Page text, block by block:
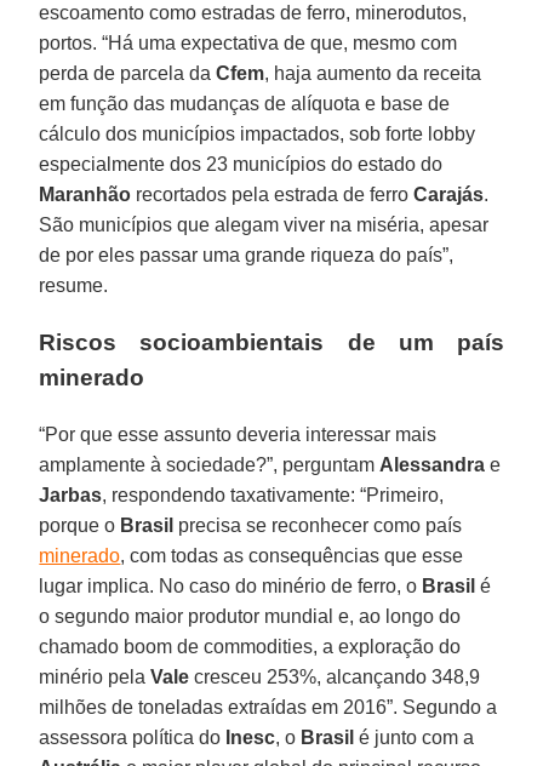
escoamento como estradas de ferro, minerodutos,
portos. “Há uma expectativa de que, mesmo com
perda de parcela daCfem, haja aumento da receita
em função das mudanças de alíquota e base de
cálculo dos municípios impactados, sob forte lobby
especialmente dos 23 municípios do estado do
Maranhão recortados pela estrada de ferroCarajás.
São municípios que alegam viver na miséria, apesar
de por eles passar uma grande riqueza do país”,
resume.
Riscos socioambientais de um país
minerado
“Por que esse assunto deveria interessar mais
amplamente à sociedade?”, perguntam Alessandra e
Jarbas, respondendo taxativamente: “Primeiro,
porque o Brasil precisa se reconhecer como país
minerado, com todas as consequências que esse
lugar implica. No caso do minério de ferro, o Brasil é
o segundo maior produtor mundial e, ao longo do
chamado boom de commodities, a exploração do
minério pelaVale cresceu 253%, alcançando 348,9
milhões de toneladas extraídas em 2016”. Segundo a
assessora política do Inesc, o Brasil é junto com a